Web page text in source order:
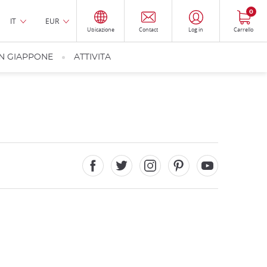
IT EUR
Ubicazione Contact Log in Carrello
0
GIAPPONE ATTIVITA